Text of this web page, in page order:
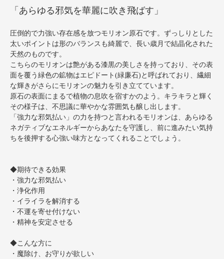
「あらゆる邪気を華麗に吹き飛ばす」
圧倒的で力強い存在感を放つモリオン原石です。ずっしりとした
太いポイントは形のバランスも綺麗で、長い歳月で結晶化された
天然のものです。
こちらのモリオンは艶がある漆黒の美しさを持っており、その表
面を覆う緑色の鉱物はエピドート(緑廉石)と呼ばれており、繊細
な輝きがさらにモリオンの魅力を引き立てています。
原石の表面にまるで植物の息吹を宿すかのよう。キラキラと輝く
その様子は、不思議に華やかな雰囲気も醸し出します。
「強力な邪気払い」の力を持つと言われるモリオンは、あらゆる
ネガティブなエネルギーからあなたを守護し、前に進みたい気持
ちを後押する心強い味方となってくれることでしょう。
◆期待できる効果
・強力な邪気払い
・浄化作用
・イライラを解消する
・不運を寄せ付けない
・精神を安定させる
◆こんな方に
・魔除け、お守りが欲しい